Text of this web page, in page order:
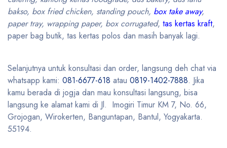
bakso, box fried chicken, standing pouch, box take away,
paper tray, wrapping paper, box corrugated, tas kertas kraft,
paper bag butik, tas kertas polos dan masih banyak lagi.
Selanjutnya untuk konsultasi dan order, langsung deh chat via
whatsapp kami: 081-6677-618 atau 0819-1402-7888. Jika
kamu berada di jogja dan mau konsultasi langsung, bisa
langsung ke alamat kami di Jl. Imogiri Timur KM 7, No. 66,
Grojogan, Wirokerten, Banguntapan, Bantul, Yogyakarta.
55194.